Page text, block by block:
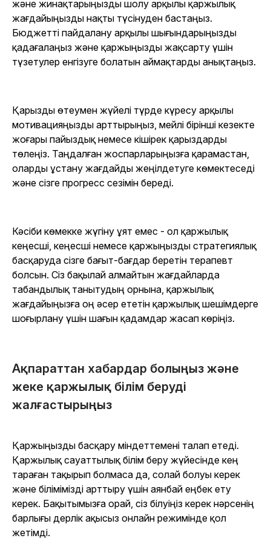
және жинақтарыңызды шолу арқылы қаржылық
жағдайыңызды нақты түсінуден бастаңыз.
Бюджетті пайдалану арқылы шығындарыңызды
қадағалаңыз және қаржыңызды жақсарту үшін
түзетулер енгізуге болатын аймақтарды анықтаңыз.
Қарызды өтеумен жүйелі түрде күресу арқылы
мотивацияңызды арттырыңыз, мейлі бірінші кезекте
жоғары пайыздық немесе кішірек қарыздарды
төлеңіз. Таңдалған жоспарларыңызға қарамастан,
оларды ұстану жағдайды жеңілдетуге көмектеседі
және сізге прогресс сезімін береді.
Кәсіби көмекке жүгіну ұят емес - ол қаржылық
кеңесші, кеңесші немесе қаржыңызды стратегиялық
басқаруда сізге бағыт-бағдар беретін терапевт
болсын. Сіз бақылай алмайтын жағдайларда
табандылық танытудың орнына, қаржылық
жағдайыңызға оң әсер ететін қаржылық шешімдерге
шоғырлану үшін шағын қадамдар жасап көріңіз.
Ақпараттан хабардар болыңыз және
жеке қаржылық білім беруді
жалғастырыңыз
Қаржыңызды басқару міндеттемені талап етеді.
Қаржылық сауаттылық білім беру жүйесінде кең
тараған тақырып болмаса да, солай болуы керек
және білімімізді арттыру үшін аянбай еңбек ету
керек. Бақытымызға орай, сіз білуіңіз керек нәрсенің
барлығы дерлік ақысыз онлайн режимінде қол
жетімді.